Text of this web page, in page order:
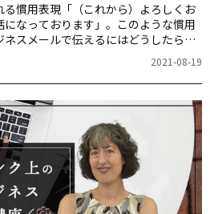
慣用表現「（これから）よろしくお
なっております」。このような慣用
スメールで伝えるにはどうしたらよ
タントのロッシェル・カップさんが、
コツや便利な英語表現を解説します。
2021-08-19